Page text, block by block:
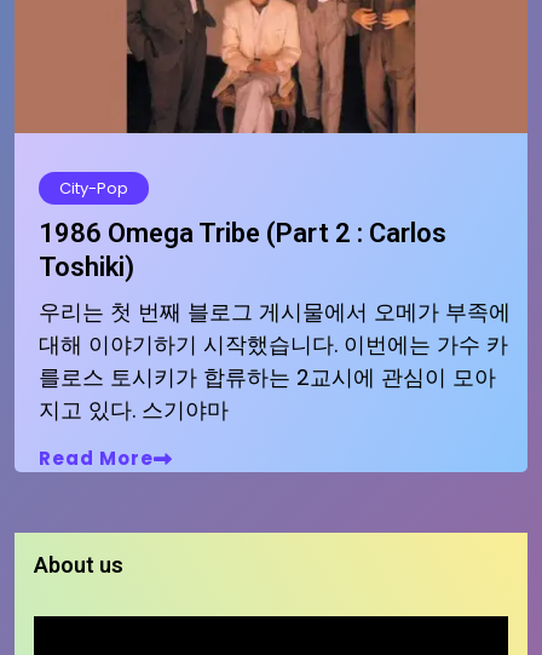
City-Pop
1986 Omega Tribe (Part 2 : Carlos
Toshiki)
우리는 첫 번째 블로그 게시물에서 오메가 부족에
대해 이야기하기 시작했습니다. 이번에는 가수 카
를로스 토시키가 합류하는 2교시에 관심이 모아
지고 있다. 스기야마
Read More
About us